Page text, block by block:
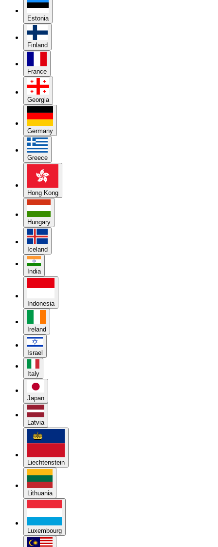
Estonia
Finland
France
Georgia
Germany
Greece
Hong Kong
Hungary
Iceland
India
Indonesia
Ireland
Israel
Italy
Japan
Latvia
Liechtenstein
Lithuania
Luxembourg